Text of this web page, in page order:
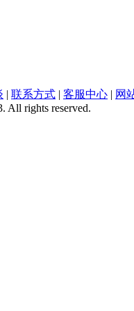
| 联系方式 | 客服中心 | 网
All rights reserved.